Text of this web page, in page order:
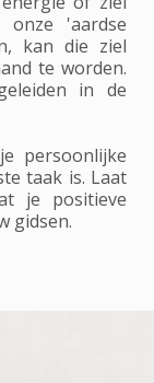
onze 'aardse
kan die ziel
te worden.
in de
persoonlijke
taak is. Laat
je positieve
gidsen.